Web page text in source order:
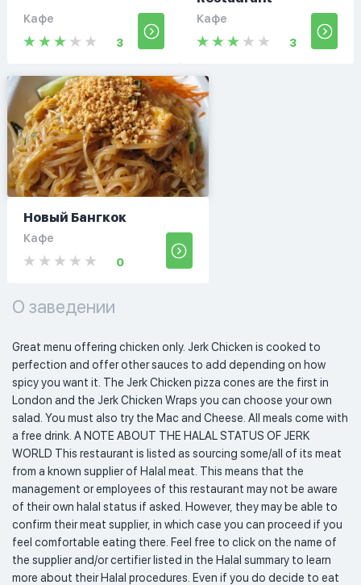
Кафе
3
Кафе
3
Новый Бангкок
Кафе
0
О заведении
Great menu offering chicken only. Jerk Chicken is cooked to
perfection and offer other sauces to add depending on how
spicy you want it. The Jerk Chicken pizza cones are the first in
London and the Jerk Chicken Wraps you can choose your own
salad. You must also try the Mac and Cheese. All meals come with
a free drink. A NOTE ABOUT THE HALAL STATUS OF JERK
WORLD This restaurant is listed as sourcing some/all of its meat
from a known supplier of Halal meat. This means that the
management or employees of this restaurant may not be aware
of their own halal status if asked. However, they may be able to
confirm their meat supplier, in which case you can proceed if you
feel comfortable eating there. Feel free to click on the name of
the supplier and/or certifier listed in the Halal summary to learn
more about their Halal procedures. Even if you do decide to eat